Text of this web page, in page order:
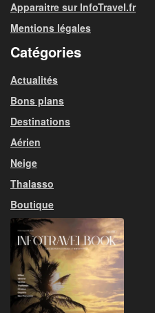
Apparaitre sur InfoTravel.fr
Mentions légales
Catégories
Actualités
Bons plans
Destinations
Aérien
Neige
Thalasso
Boutique